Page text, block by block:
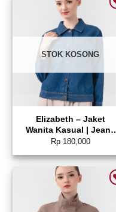
Add to wishlist
STOK KOSONG
Elizabeth – Jaket
Wanita Kasual | Jeans
0559-3664
Rp180,000
Add to wishlist